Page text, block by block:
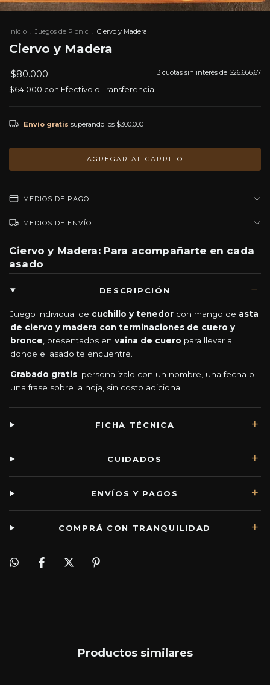
Inicio . Juegos de Picnic . Ciervo y Madera
Ciervo y Madera
$80.000 3 cuotas sin interés de $26.666,67
$64.000 con Efectivo o Transferencia
Envío gratis superando los $300.000
MEDIOS DE PAGO
MEDIOS DE ENVÍO
Ciervo y Madera: Para acompañarte en cada
asado
DESCRIPCIÓN
Juego individual de cuchillo y tenedor con mango de asta
de ciervo y madera con terminaciones de cuero y
bronce , presentados en vaina de cuero para llevar a
donde el asado te encuentre.
Grabado gratis: personalizalo con un nombre, una fecha o
una frase sobre la hoja, sin costo adicional.
FICHA TÉCNICA
CUIDADOS
ENVÍOS Y PAGOS
COMPRÁ CON TRANQUILIDAD
Productos similares